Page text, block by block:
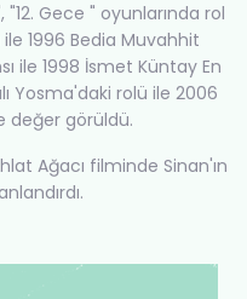
"12. Gece " oyunlarında rol
ile 1996 Bedia Muvahhit
ile 1998 İsmet Küntay En
Yosma'daki rolü ile 2006
değer görüldü.
Ağacı filminde Sinan'ın